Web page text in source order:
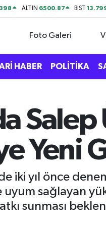
ALTIN 6500.87 BİST
Foto Galeri
HABER POLİTİKA
Yeni
iki yıl önce
sağlayan
sunması